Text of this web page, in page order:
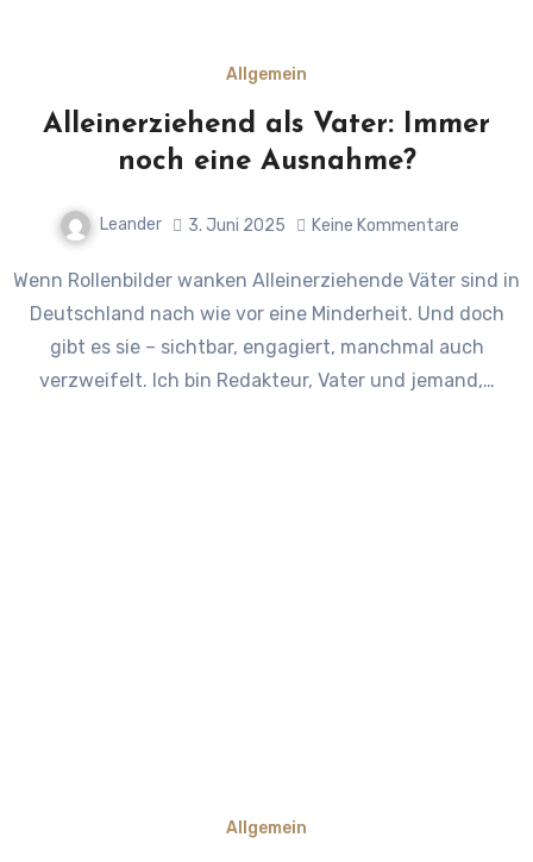
Allgemein
Alleinerziehend als Vater: Immer
noch eine Ausnahme?
Leander 3. Juni 2025 Keine Kommentare
Wenn Rollenbilder wanken Alleinerziehende Väter sind in
Deutschland nach wie vor eine Minderheit. Und doch
gibt es sie – sichtbar, engagiert, manchmal auch
verzweifelt. Ich bin Redakteur, Vater und jemand,…
Allgemein